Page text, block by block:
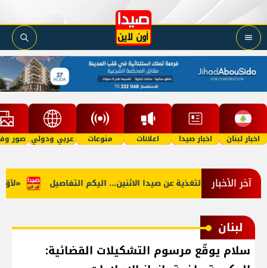
اخبار لبنان اخبار صيدا اعلانات منوعات عربي ودولي صور
آخر الأخبار «لأوّل توقف التغذية عن صيدا الاثنين... اليكم التفاصيل
لبنان
سلام يوقّع مرسوم التشكيلات القضائية: